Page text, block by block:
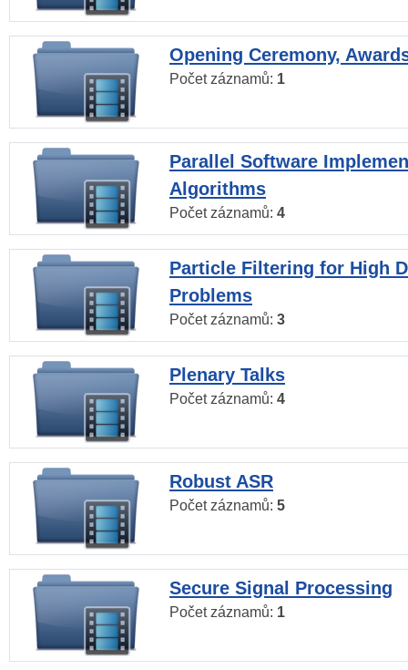
Opening Ceremony,
Počet záznamů: 1
Parallel Software
Algorithms
Počet záznamů: 4
Particle Filtering for High
Problems
Počet záznamů: 3
Plenary Talks
Počet záznamů: 4
Robust ASR
Počet záznamů: 5
Secure Signal Processing
Počet záznamů: 1